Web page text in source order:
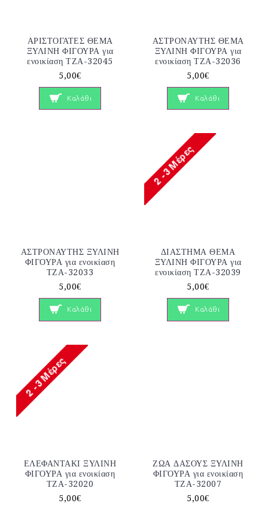
ΑΡΙΣΤΟΓΑΤΕΣ ΘΕΜΑ
ΞΥΛΙΝΗ ΦΙΓΟΥΡΑ για
ενοικίαση ΤΖΑ-32045
5,00€
Καλάθι
ΑΣΤΡΟΝΑΥΤΗΣ ΘΕΜΑ
ΞΥΛΙΝΗ ΦΙΓΟΥΡΑ για
ενοικίαση ΤΖΑ-32036
5,00€
Καλάθι
ΑΣΤΡΟΝΑΥΤΗΣ ΞΥΛΙΝΗ
ΦΙΓΟΥΡΑ για ενοικίαση
ΤΖΑ-32033
5,00€
Καλάθι
ΔΙΑΣΤΗΜΑ ΘΕΜΑ
ΞΥΛΙΝΗ ΦΙΓΟΥΡΑ για
ενοικίαση ΤΖΑ-32039
5,00€
Καλάθι
ΕΛΕΦΑΝΤΑΚΙ ΞΥΛΙΝΗ
ΦΙΓΟΥΡΑ για ενοικίαση
ΤΖΑ-32020
5,00€
ΖΩΑ ΔΑΣΟΥΣ ΞΥΛΙΝΗ
ΦΙΓΟΥΡΑ για ενοικίαση
ΤΖΑ-32007
5,00€